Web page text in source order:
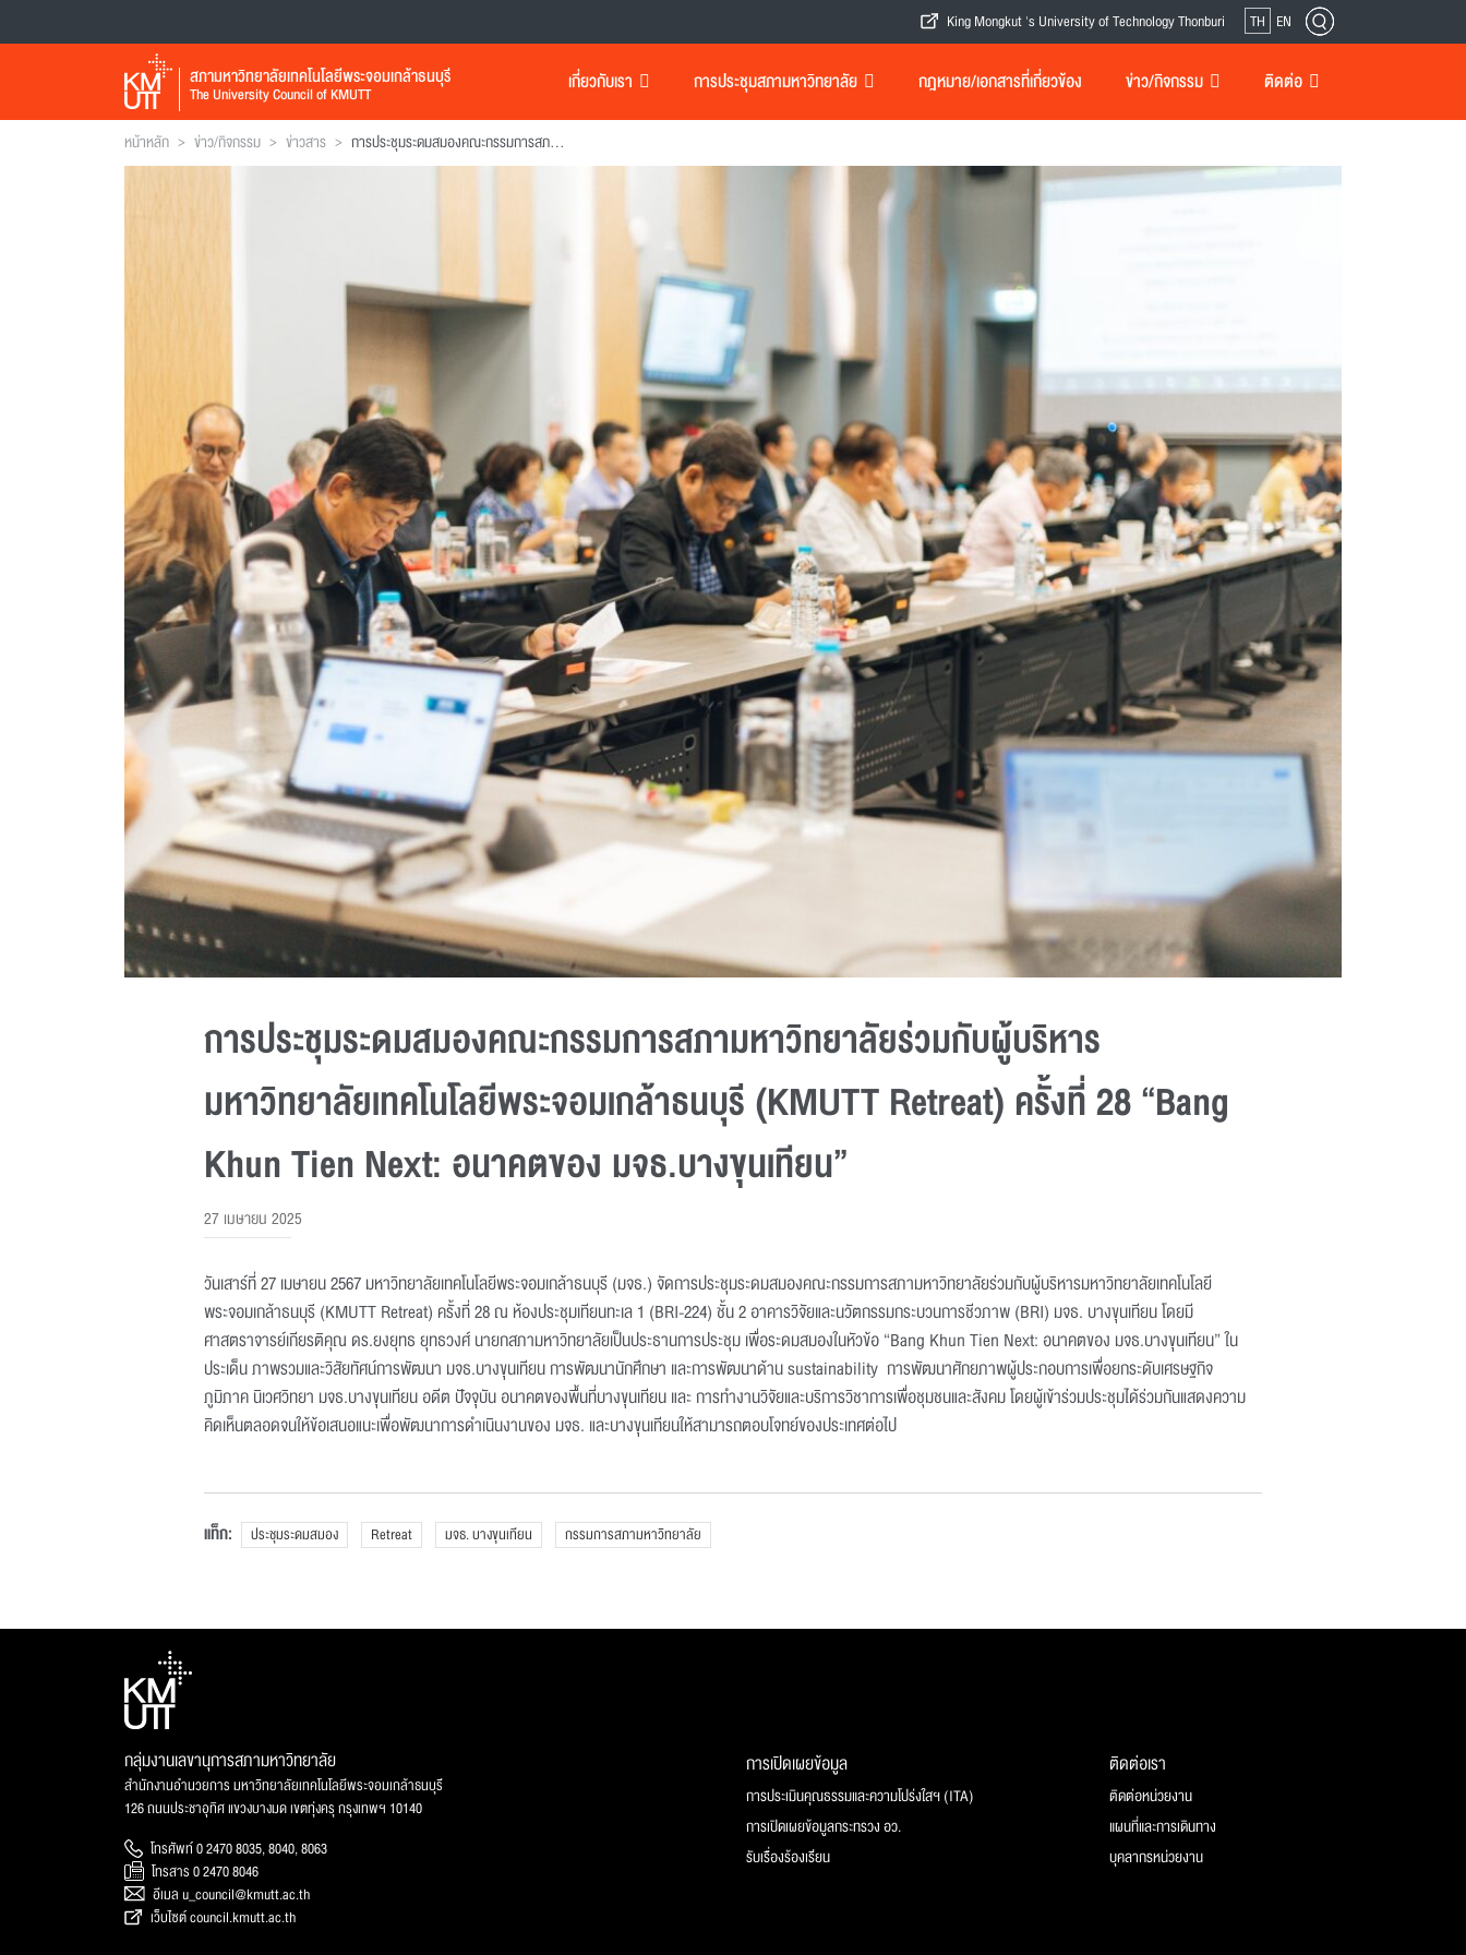
King Mongkut 's University of Technology Thonburi TH EN
สภามหาวิทยาลัยเทคโนโลยีพระจอมเกล้าธนบุรี
The University Council of KMUTT เกี่ยวกับเรา การประชุมสภามหาวิทยาลัย กฎหมาย/เอกสารที่เกี่ยวข้อง ข่าว/กิจกรรม ติดต่อ
หน้าหลัก > ข่าว/กิจกรรม > ข่าวสาร > การประชุมระดมสมองคณะกรรมการสภามหาวิทยาลัยร่วมกับผู้บริหารมหาวิทยาลัยเทคโนโลยีพระจอมเกล้าธนบุรี (KMUTT Retreat) ครั้งที่ 28 “Bang Khun Tien Next: อนาคตของ มจธ.บางขุนเทียน”
การประชุมระดมสมองคณะกรรมการสภามหาวิทยาลัยร่วมกับผู้บริหาร
มหาวิทยาลัยเทคโนโลยีพระจอมเกล้าธนบุรี (KMUTT Retreat) ครั้งที่ 28 “Bang
Khun Tien Next: อนาคตของ มจธ.บางขุนเทียน”
27 เมษายน 2025
วันเสาร์ที่ 27 เมษายน 2567 มหาวิทยาลัยเทคโนโลยีพระจอมเกล้าธนบุรี (มจธ.) จัดการประชุมระดมสมองคณะกรรมการสภามหาวิทยาลัยร่วมกับผู้บริหารมหาวิทยาลัยเทคโนโลยี
พระจอมเกล้าธนบุรี (KMUTT Retreat) ครั้งที่ 28 ณ ห้องประชุมเทียนทะเล 1 (BRI-224) ชั้น 2 อาคารวิจัยและนวัตกรรมกระบวนการชีวภาพ (BRI) มจธ. บางขุนเทียน โดยมี
ศาสตราจารย์เกียรติคุณ ดร.ยงยุทธ ยุทธวงศ์ นายกสภามหาวิทยาลัยเป็นประธานการประชุม เพื่อระดมสมองในหัวข้อ “Bang Khun Tien Next: อนาคตของ มจธ.บางขุนเทียน” ใน
ประเด็น ภาพรวมและวิสัยทัศน์การพัฒนา มจธ.บางขุนเทียน การพัฒนานักศึกษา และการพัฒนาด้าน sustainability การพัฒนาศักยภาพผู้ประกอบการเพื่อยกระดับเศรษฐกิจ
ภูมิภาค นิเวศวิทยา มจธ.บางขุนเทียน อดีต ปัจจุบัน อนาคตของพื้นที่บางขุนเทียน และ การทำงานวิจัยและบริการวิชาการเพื่อชุมชนและสังคม โดยผู้เข้าร่วมประชุมได้ร่วมกันแสดงความ
คิดเห็นตลอดจนให้ข้อเสนอแนะเพื่อพัฒนาการดำเนินงานของ มจธ. และบางขุนเทียนให้สามารถตอบโจทย์ของประเทศต่อไป
แท็ก: ประชุมระดมสมอง Retreat มจธ. บางขุนเทียน กรรมการสภามหาวิทยาลัย
กลุ่มงานเลขานุการสภามหาวิทยาลัย
สำนักงานอำนวยการ มหาวิทยาลัยเทคโนโลยีพระจอมเกล้าธนบุรี
126 ถนนประชาอุทิศ แขวงบางมด เขตทุ่งครุ กรุงเทพฯ 10140
โทรศัพท์ 0 2470 8035, 8040, 8063
โทรสาร 0 2470 8046
อีเมล u_council@kmutt.ac.th
เว็บไซต์ council.kmutt.ac.th
การเปิดเผยข้อมูล
การประเมินคุณธรรมและความโปร่งใสฯ (ITA)
การเปิดเผยข้อมูลกระทรวง อว.
รับเรื่องร้องเรียน
ติดต่อเรา
ติดต่อหน่วยงาน
แผนที่และการเดินทาง
บุคลากรหน่วยงาน